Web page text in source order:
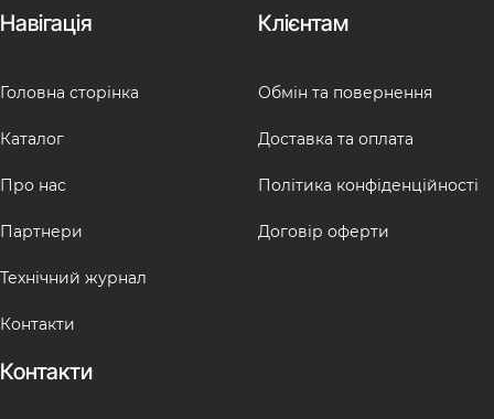
Навігація
Головна сторінка
Каталог
Про нас
Партнери
Технічний журнал
Контакти
Клієнтам
Обмін та повернення
Доставка та оплата
Політика конфіденційності
Договір оферти
Контакти